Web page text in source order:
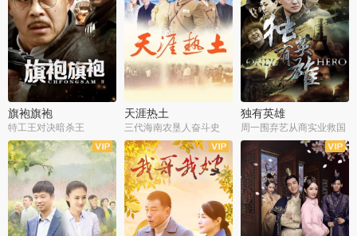
旗袍旗袍
特工王对决暗杀王
天涯热土
三代海南农垦人奋斗史
独有英雄
周一围弃艺从商实业救国
全34集
全50集 全51集